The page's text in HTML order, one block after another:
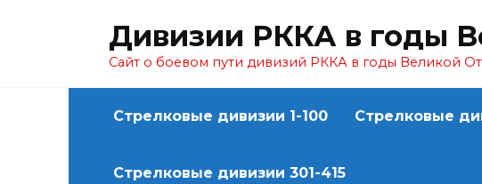
Дивизии РККА в годы
Сайт о боевом пути дивизий РККА в годы Великой
Стрелковые дивизии 1-100 Стрелковые
Стрелковые дивизии 301-415